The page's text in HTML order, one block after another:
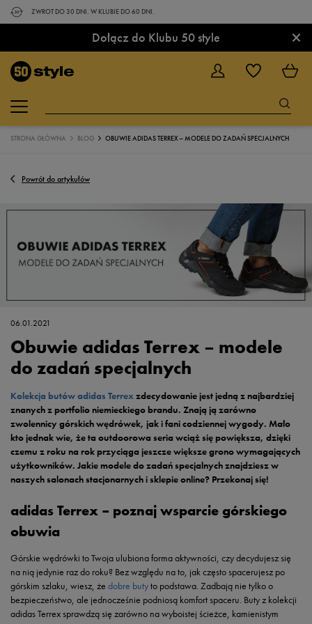
ZWROT DO 30 DNI. W KLUBIE DO 60 DNI.
Dołącz do Klubu 50 style ×
STRONA GŁÓWNA BLOG OBUWIE ADIDAS TERREX – MODELE DO ZADAŃ SPECJALNYCH
Powrót do artykułów
06.01.2021
Obuwie adidas Terrex – modele
do zadań specjalnych
Kolekcja butów adidas Terrexzdecydowanie jest jedną z najbardziej
znanych z portfolio niemieckiego brandu. Znają ją zarówno
zwolennicy górskich wędrówek, jak i fani codziennej wygody. Mało
kto jednak wie, że ta outdoorowa seria wciąż się powiększa, dzięki
czemu z roku na rok przyciąga jeszcze większe grono wymagających
użytkowników. Jakie modele do zadań specjalnych znajdziesz w
naszych salonach stacjonarnych i sklepie online? Przekonaj się!
adidas Terrex – poznaj wsparcie górskiego
obuwia
Górskie wędrówki to Twoja ulubiona forma aktywności, czy decydujesz się
na nią jedynie raz do roku? Bez względu na to, jak często spacerujesz po
górskim szlaku, wiesz, że dobre butyto podstawa. Zadbają nie tylko o
bezpieczeństwo, ale jednocześnie podniosą komfort spaceru. Buty z kolekcji
adidas Terrex sprawdzą się zarówno na wyboistej ścieżce, kamienistym